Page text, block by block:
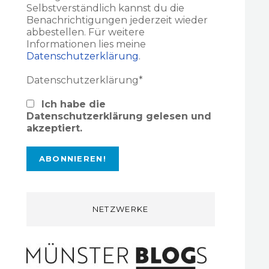
Selbstverständlich kannst du die
Benachrichtigungen jederzeit wieder
abbestellen. Für weitere
Informationen lies meine
Datenschutzerklärung.
Datenschutzerklärung*
Ich habe die
Datenschutzerklärung gelesen und
akzeptiert.
NETZWERKE